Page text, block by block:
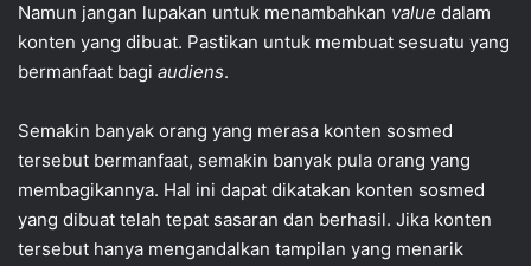
Namun jangan lupakan untuk menambahkan value dalam
konten yang dibuat. Pastikan untuk membuat sesuatu yang
bermanfaat bagi audiens.
Semakin banyak orang yang merasa konten sosmed
tersebut bermanfaat, semakin banyak pula orang yang
membagikannya. Hal ini dapat dikatakan konten sosmed
yang dibuat telah tepat sasaran dan berhasil. Jika konten
tersebut hanya mengandalkan tampilan yang menarik